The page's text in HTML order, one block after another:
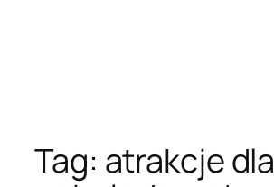
Tag: atrakcje dla